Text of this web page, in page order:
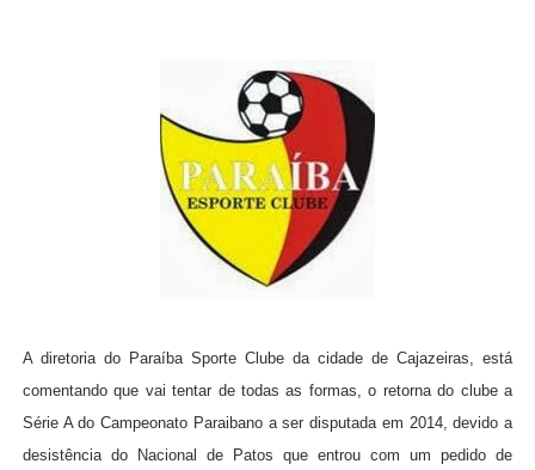
A diretoria do Paraíba Sporte Clube da cidade de Cajazeiras, está
comentando que vai tentar de todas as formas, o retorna do clube a
Série A do Campeonato Paraibano a ser disputada em 2014, devido a
desistência do Nacional de Patos que entrou com um pedido de